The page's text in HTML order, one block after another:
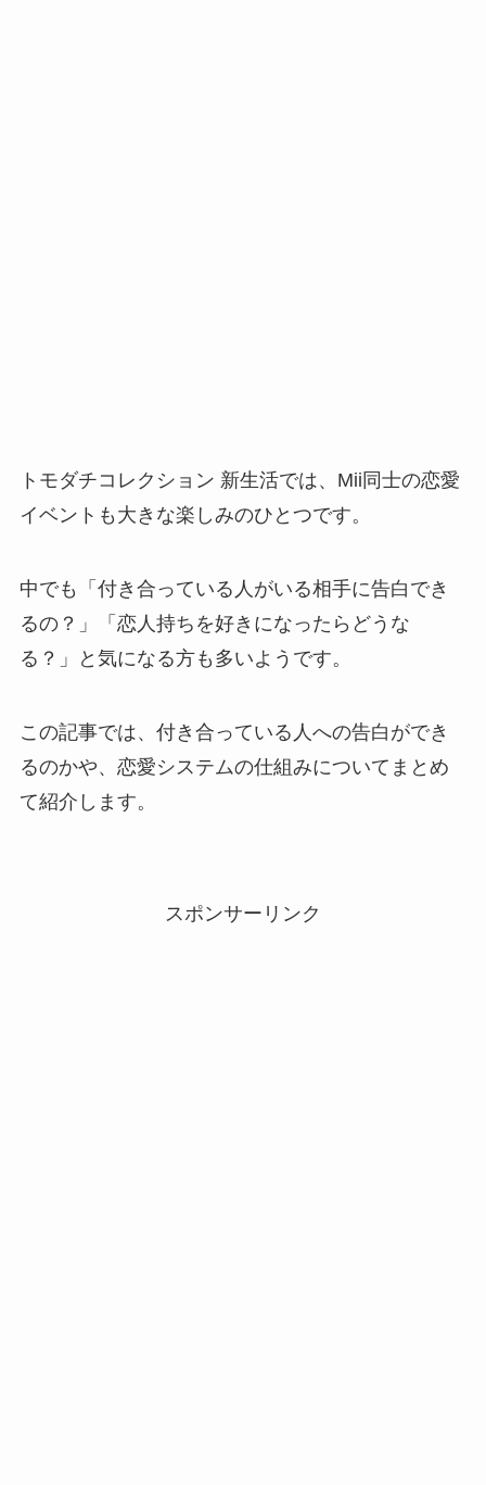
トモダチコレクション 新生活では、Mii同士の恋愛
イベントも大きな楽しみのひとつです。
中でも「付き合っている人がいる相手に告白でき
るの？」「恋人持ちを好きになったらどうな
る？」と気になる方も多いようです。
この記事では、付き合っている人への告白ができ
るのかや、恋愛システムの仕組みについてまとめ
て紹介します。
スポンサーリンク